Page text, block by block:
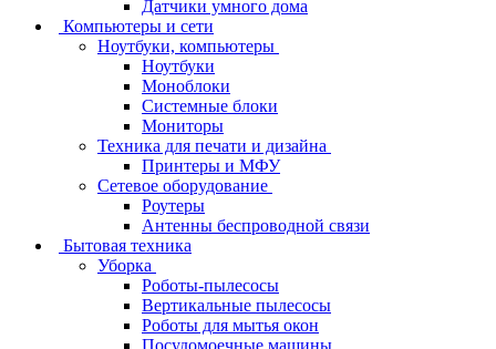
Датчики умного дома
Компьютеры и сети
Ноутбуки, компьютеры
Ноутбуки
Моноблоки
Системные блоки
Мониторы
Техника для печати и дизайна
Принтеры и МФУ
Сетевое оборудование
Роутеры
Антенны беспроводной связи
Бытовая техника
Уборка
Роботы-пылесосы
Вертикальные пылесосы
Роботы для мытья окон
Посудомоечные машины